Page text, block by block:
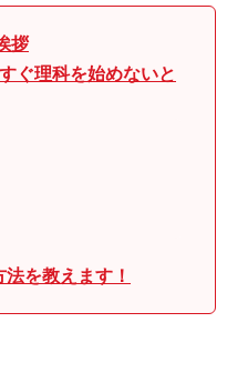
拶
ぐ理科を始めないと
法を教えます！